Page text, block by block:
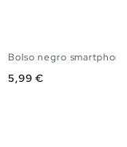
Bolso negro
Precio
5,99 €